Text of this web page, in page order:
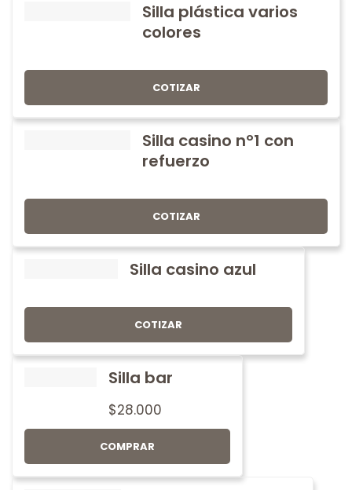
Silla plástica varios
colores
COTIZAR
Silla casino nº1 con
refuerzo
COTIZAR
Silla casino azul
COTIZAR
Silla bar
$28.000
COMPRAR